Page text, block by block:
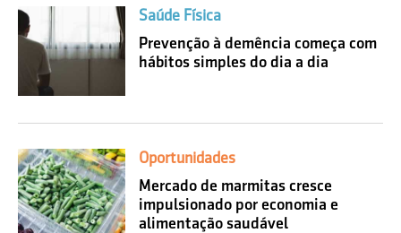
Saúde Física
Prevenção à demência começa com
hábitos simples do dia a dia
Oportunidades
Mercado de marmitas cresce
impulsionado por economia e
alimentação saudável